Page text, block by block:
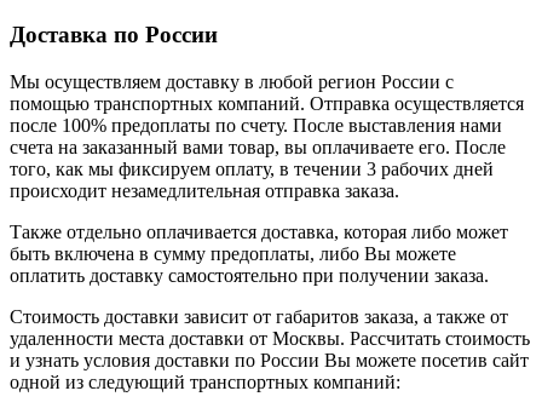
Доставка по России
Мы осуществляем доставку в любой регион России с
помощью транспортных компаний. Отправка осуществляется
после 100% предоплаты по счету. После выставления нами
счета на заказанный вами товар, вы оплачиваете его. После
того, как мы фиксируем оплату, в течении 3 рабочих дней
происходит незамедлительная отправка заказа.
Также отдельно оплачивается доставка, которая либо может
быть включена в сумму предоплаты, либо Вы можете
оплатить доставку самостоятельно при получении заказа.
Стоимость доставки зависит от габаритов заказа, а также от
удаленности места доставки от Москвы. Рассчитать стоимость
и узнать условия доставки по России Вы можете посетив сайт
одной из следующий транспортных компаний: